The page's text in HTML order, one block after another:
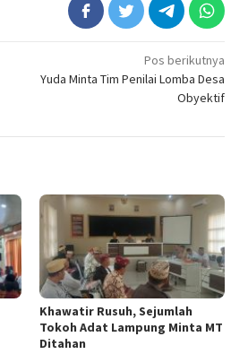
Pos berikutnya
Yuda Minta Tim Penilai Lomba Desa
Obyektif
Khawatir Rusuh, Sejumlah
Tokoh Adat Lampung Minta MT
Ditahan